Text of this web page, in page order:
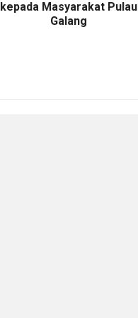
kepada Masyarakat Pulau
Galang